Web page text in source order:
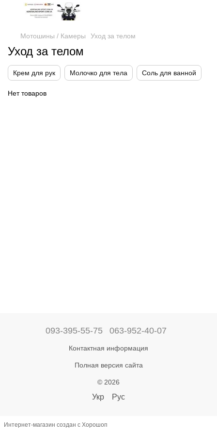
Мотошины / Камеры Уход за телом
Уход за телом
Крем для рук Молочко для тела Соль для ванной
Нет товаров
093-395-55-75 063-952-40-07
Контактная информация
Полная версия сайта
© 2026
Укр Рус
Интернет-магазин создан с Хорошоп